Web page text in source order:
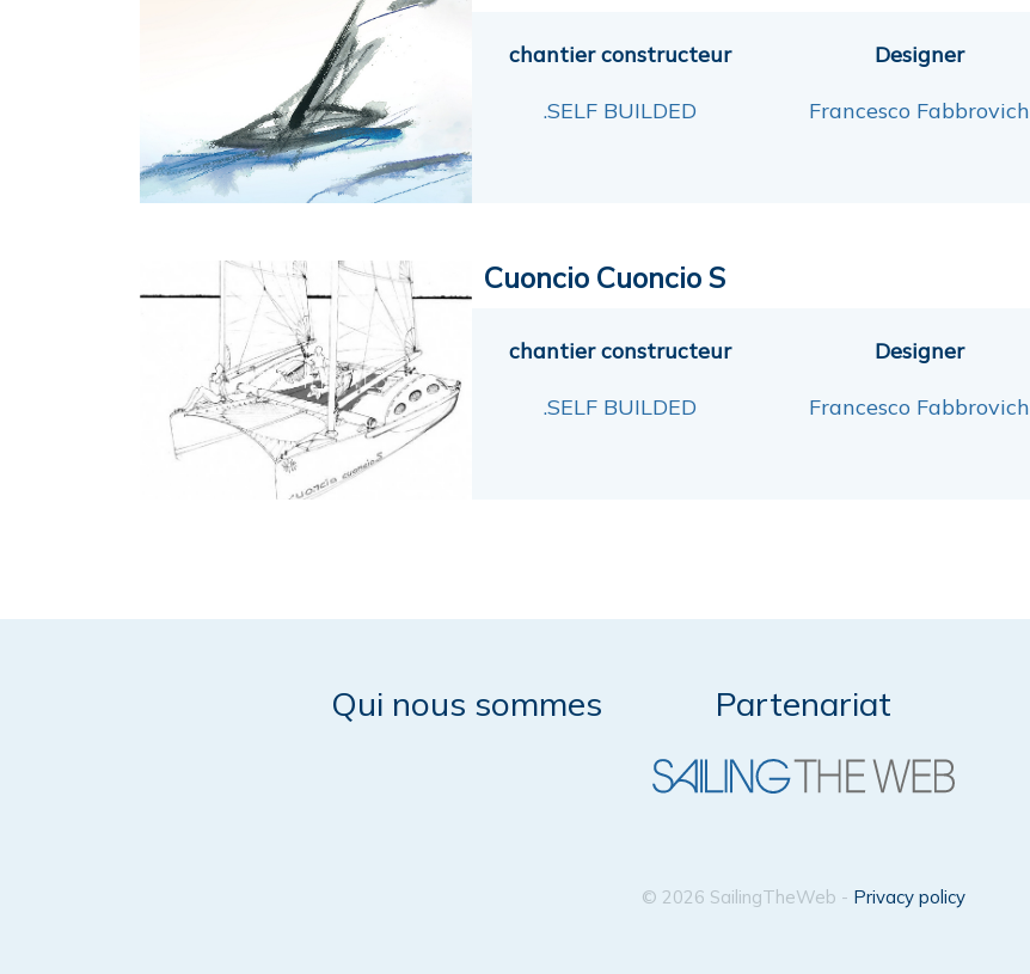
chantier constructeur
.SELF BUILDED
Designer
Francesco Fabbrovich
Cuoncio Cuoncio S
chantier constructeur
.SELF BUILDED
Designer
Francesco Fabbrovich
Qui nous sommes Partenariat
© 2026 SailingTheWeb - Privacy policy